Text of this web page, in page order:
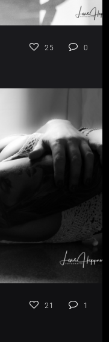
25 0
21 1